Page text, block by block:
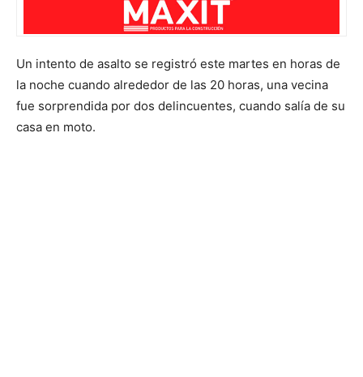
Un intento de asalto se registró este martes en horas de
la noche cuando alrededor de las 20 horas, una vecina
fue sorprendida por dos delincuentes, cuando salía de su
casa en moto.